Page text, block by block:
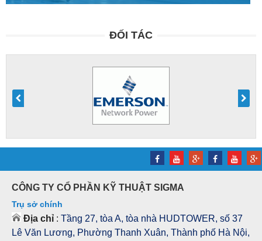
ĐỐI TÁC
CÔNG TY CỔ PHẦN KỸ THUẬT SIGMA
Trụ sở chính
Địa chỉ : Tầng 27, tòa A, tòa nhà HUDTOWER, số 37
Lê Văn Lương, Phường Thanh Xuân, Thành phố Hà Nội,